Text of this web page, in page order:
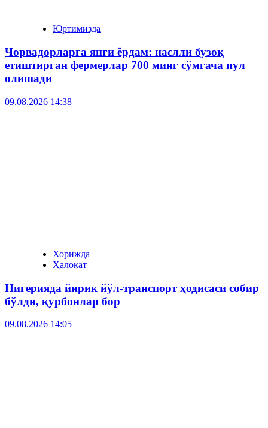
Юртимизда
Чорвадорларга янги ёрдам: наслли бузоқ
етиштирган фермерлар 700 минг сўмгача пул
олишади
09.08.2026 14:38
Хорижда
Ҳалокат
Нигерияда йирик йўл-транспорт ҳодисаси собир
бўлди, қурбонлар бор
09.08.2026 14:05